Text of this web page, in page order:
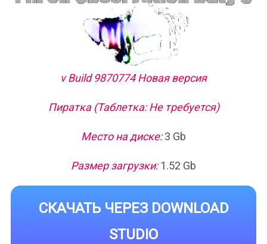
v Build 9870774 Новая версия
Пиратка (Таблетка: Не требуется)
Место на диске:3 Gb
Размер загрузки:1.52 Gb
СКАЧАТЬ ЧЕРЕЗ DOWNLOAD
STUDIO